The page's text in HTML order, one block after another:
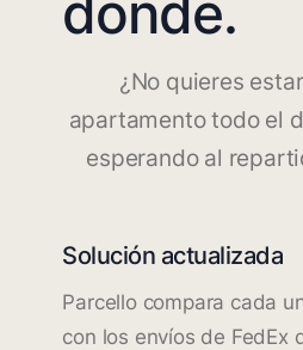
¿No quieres
apartamento todo el
esperando al
Solución actualizada
Parcello compara cada
con los envíos de FedEx